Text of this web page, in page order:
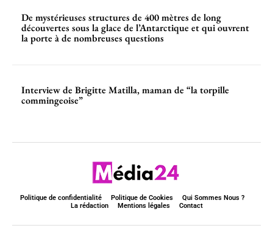
De mystérieuses structures de 400 mètres de long
découvertes sous la glace de l’Antarctique et qui ouvrent
la porte à de nombreuses questions
Interview de Brigitte Matilla, maman de “la torpille
commingeoise”
Politique de confidentialité Politique de Cookies
Qui Sommes Nous ?
La rédaction
Mentions légales Contact